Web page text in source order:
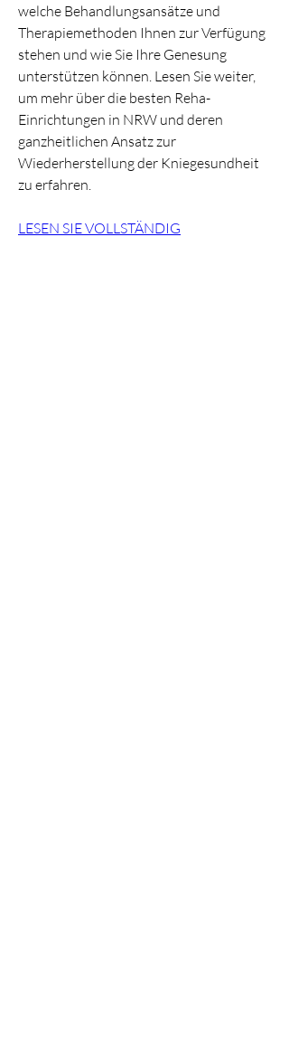
welche Behandlungsansätze und
Therapiemethoden Ihnen zur Verfügung
stehen und wie Sie Ihre Genesung
unterstützen können. Lesen Sie weiter,
um mehr über die besten Reha-
Einrichtungen in NRW und deren
ganzheitlichen Ansatz zur
Wiederherstellung der Kniegesundheit
zu erfahren.
LESEN SIE VOLLSTÄNDIG